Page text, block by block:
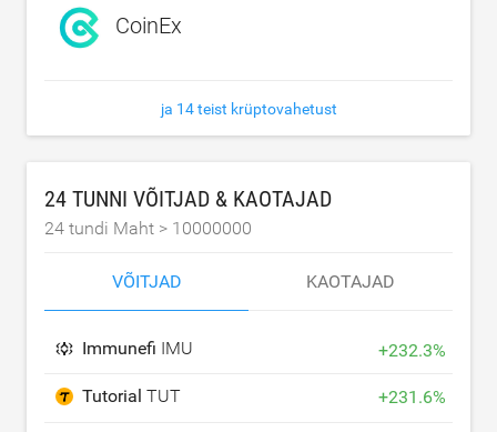
CoinEx
ja 14 teist krüptovahetust
24 TUNNI VÕITJAD & KAOTAJAD
24 tundi Maht > 10000000
VÕITJAD KAOTAJAD
Immunefi IMU +232.3%
Tutorial TUT +231.6%